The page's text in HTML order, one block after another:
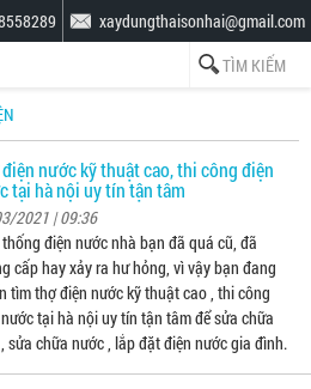
xaydungthaisonhai@gmail.com
nước kỹ thuật cao, thi công điện
tại hà nội uy tín tận tâm
2021 | 09:36
điện nước nhà bạn đã quá cũ, đã
cấp hay xảy ra hư hỏng, vì vậy bạn đang
tìm thợ điện nước kỹ thuật cao , thi công
tại hà nội uy tín tận tâm để sửa chữa
sửa chữa nước , lắp đặt điện nước gia đình.